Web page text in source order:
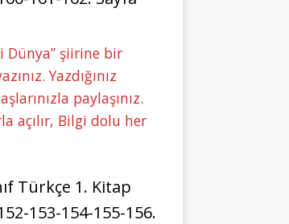
Dünya” şiirine bir
Yazdığınız
paylaşınız.
açılır, Bilgi dolu her
Türkçe 1. Kitap
153-154-155-156.